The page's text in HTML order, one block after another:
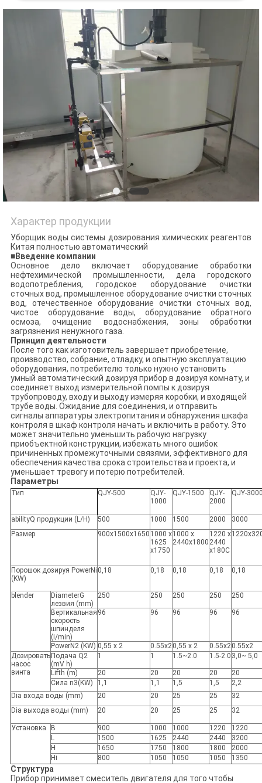
ПОЛИТИКА
КОНФИДЕНЦИАЛЬНОСТИ
Характер продукции
Уборщик воды системы дозирования химических реагентов
Китая полностью автоматический
■Введение компании
Основное дело включает оборудование обработки
нефтехимической промышленности, дела городского
водопотребления, городское оборудование очистки
сточных вод, промышленное оборудование очистки сточных
вод, отечественное оборудование очистки сточных вод,
чистое оборудование воды, оборудование обратного
осмоза, очищение водоснабжения, зоны обработки
загрязнения ненужного газа.
Принцип деятельности
После того как изготовитель завершает приобретение,
производство, собрание, отладку, и опытную эксплуатацию
оборудования, потребителю только нужно установить
умный автоматический дозируя прибор в дозируя комнату, и
соединяет выход измерительной помпы к дозируя
трубопроводу, входу и выходу измеряя коробки, и входящей
трубе воды. Ожидание для соединения, и отправить
сигналы аппаратуры электропитания и обнаружения шкафа
контроля в шкаф контроля начать и включить в работу. Это
может значительно уменьшить рабочую нагрузку
приобъектной конструкции, избежать много ошибок
причиненных промежуточными связями, эффективного для
обеспечения качества срока строительства и проекта, и
уменьшает тревогу и потерю потребителей.
Параметры
Тип QJY-500
QJY-
1000
QJY-1500
QJY-
2000
QJY-
abilityQ продукции (L/H) 500 1000 1500 2000
3000
Размер
900x1500x1650 1000 x
1625
x1750
1000 x
2440x1800
1220 x
2440
x180C
Порошок дозируя PowerNi
(KW)
0,18 0,18 0,18 0,18 0,18
blender
DiameterG
лезвия (mm)
250 250 250 250 250
Вертикальная
скорость
шпинделя
(i/min)
96 96 96 96 96
PowerN2 (KW) 0,55 x 2 0.55x20,55 x 2 0.55x20.55x2
Дозировать
насос
винта
Подача Q2
(mV h)
1 1 1.5~2.0 1.5-2.0 3,0~ 5,0
Lifth (m) 20 20 20 20
20
Сила n3(KW) 1,1 1,1 1,5 1,5
2,2
Dia входа воды (mm)
20 20 25 25
32
Dia выхода воды (mm)
20 20 25 25 32
Установка B 900 1000 1000 1220
1220
L
1500 1625 2440 2440
3200
H
1650 1750 1800 1800
2000
Hi
800 1050 1050 1050 1350
Структура
Прибор принимает смеситель двигателя для того чтобы